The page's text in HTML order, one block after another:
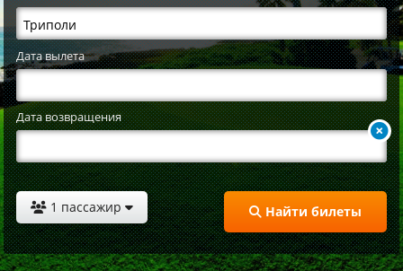
Дата вылета
Дата возвращения
1 пассажир Найти билеты